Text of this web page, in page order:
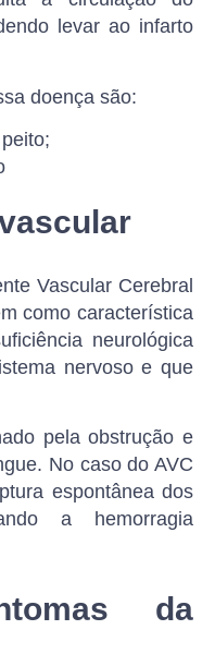
levar ao infarto
doença são:
Vascular Cerebral
como característica
neurológica
nervoso e que
pela obstrução e
No caso do AVC
espontânea dos
a hemorragia
da